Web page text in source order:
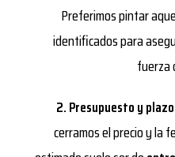
Preferimos pintar
identificados para
fuerza
2. Presupuesto y plazo
cerramos el precio y la